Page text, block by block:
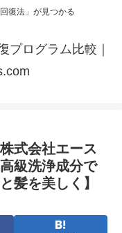
復法」が見つかる
プログラム比較｜
式会社エース
級洗浄成分で
髪を美しく】